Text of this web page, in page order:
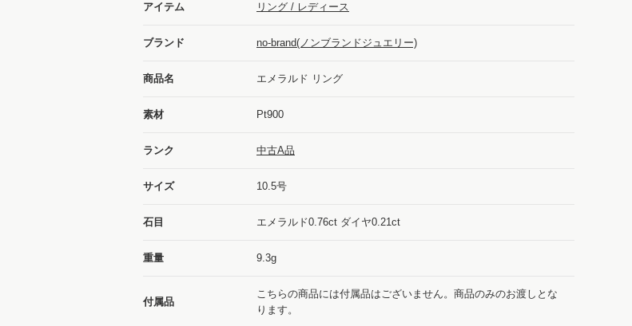
アイテム リング / レディース
ブランド no-brand(ノンブランドジュエリー)
商品名 エメラルド リング
素材 Pt900
ランク 中古A品
サイズ 10.5号
石目 エメラルド0.76ct ダイヤ0.21ct
重量 9.3g
付属品
こちらの商品には付属品はございません。商品のみのお渡しとな
ります。